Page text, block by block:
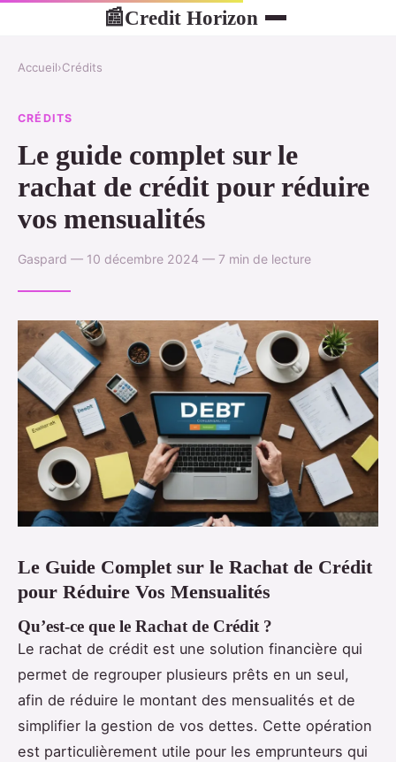
📰Credit Horizon
Accueil›Crédits
CRÉDITS
Le guide complet sur le
rachat de crédit pour réduire
vos mensualités
Gaspard — 10 décembre 2024 — 7 min de lecture
Le Guide Complet sur le Rachat de Crédit
pour Réduire Vos Mensualités
Qu’est-ce que le Rachat de Crédit ?
Le rachat de crédit est une solution financière qui
permet de regrouper plusieurs prêts en un seul,
afin de réduire le montant des mensualités et de
simplifier la gestion de vos dettes. Cette opération
est particulièrement utile pour les emprunteurs qui